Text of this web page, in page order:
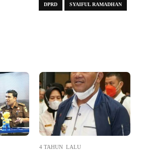
DPRD SYAIFUL RAMADHAN
4 TAHUN LALU